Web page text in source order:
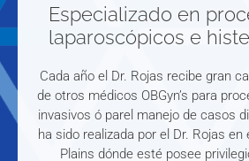
Especializado en
laparoscópicos e
Cada año el Dr. Rojas recibe gran
de otros médicos OBGyn’s para
invasivos ó parel manejo de casos
ha sido realizada por el Dr. Rojas
Plains dónde esté posee